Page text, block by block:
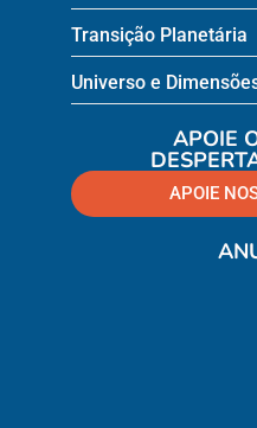
Transição Planetária
Universo e
APOIE
APOIE